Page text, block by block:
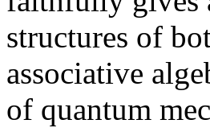
structures of
associative
of quantum